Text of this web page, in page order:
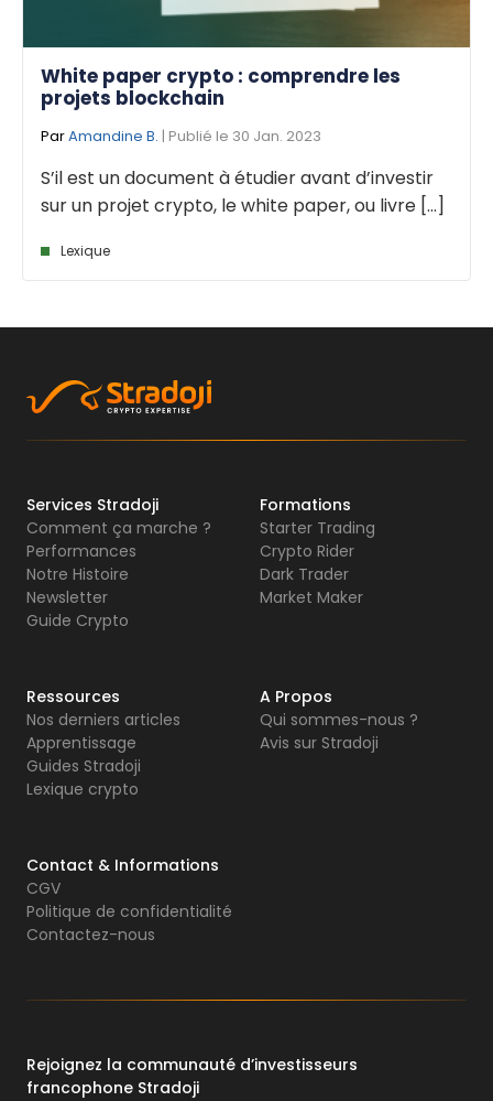
White paper crypto : comprendre les
projets blockchain
ParAmandine B. | Publié le 30 Jan. 2023
S’il est un document à étudier avant d’investir
sur un projet crypto, le white paper, ou livre [...]
Lexique
Services Stradoji
Comment ça marche ?
Performances
Notre Histoire
Newsletter
Guide Crypto
Formations
Starter Trading
Crypto Rider
Dark Trader
Market Maker
Ressources
Nos derniers articles
Apprentissage
Guides Stradoji
Lexique crypto
A Propos
Qui sommes-nous ?
Avis sur Stradoji
Contact & Informations
CGV
Politique de confidentialité
Contactez-nous
Rejoignez la communauté d’investisseurs
francophone Stradoji